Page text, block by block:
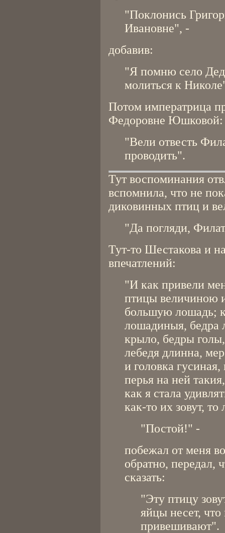
"Поклонись
Ивановне", -
добавив:
"Я помню село
молиться к
Потом императрица
Федоровне Юшковой:
"Вели отвесть
проводить".
Тут воспоминания
вспомнила, что не
диковинных птиц и
"Да погляди,
Тут-то Шестакова и
впечатлений:
"И как привели
птицы величиною
большую лошадь;
лошадиныя, бедра
крыло, бедры
лебедя длинна,
и головка
перья на ней
как я стала
как-то их зовут,
"Постой!" -
побежал от меня
обратно, передал,
сказать:
"Эту птицу
яйцы несет,
привешивают".